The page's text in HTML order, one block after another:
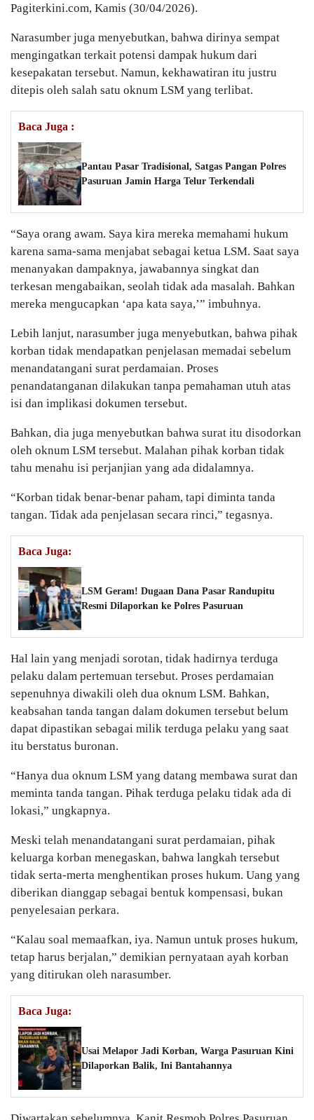
Pagiterkini.com, Kamis (30/04/2026).
Narasumber juga menyebutkan, bahwa dirinya sempat
mengingatkan terkait potensi dampak hukum dari
kesepakatan tersebut. Namun, kekhawatiran itu justru
ditepis oleh salah satu oknum LSM yang terlibat.
Baca Juga :
Pantau Pasar Tradisional, Satgas Pangan Polres
Pasuruan Jamin Harga Telur Terkendali
“Saya orang awam. Saya kira mereka memahami hukum
karena sama-sama menjabat sebagai ketua LSM. Saat saya
menanyakan dampaknya, jawabannya singkat dan
terkesan mengabaikan, seolah tidak ada masalah. Bahkan
mereka mengucapkan ‘apa kata saya,’” imbuhnya.
Lebih lanjut, narasumber juga menyebutkan, bahwa pihak
korban tidak mendapatkan penjelasan memadai sebelum
menandatangani surat perdamaian. Proses
penandatanganan dilakukan tanpa pemahaman utuh atas
isi dan implikasi dokumen tersebut.
Bahkan, dia juga menyebutkan bahwa surat itu disodorkan
oleh oknum LSM tersebut. Malahan pihak korban tidak
tahu menahu isi perjanjian yang ada didalamnya.
“Korban tidak benar-benar paham, tapi diminta tanda
tangan. Tidak ada penjelasan secara rinci,” tegasnya.
Baca Juga:
LSM Geram! Dugaan Dana Pasar Randupitu
Resmi Dilaporkan ke Polres Pasuruan
Hal lain yang menjadi sorotan, tidak hadirnya terduga
pelaku dalam pertemuan tersebut. Proses perdamaian
sepenuhnya diwakili oleh dua oknum LSM. Bahkan,
keabsahan tanda tangan dalam dokumen tersebut belum
dapat dipastikan sebagai milik terduga pelaku yang saat
itu berstatus buronan.
“Hanya dua oknum LSM yang datang membawa surat dan
meminta tanda tangan. Pihak terduga pelaku tidak ada di
lokasi,” ungkapnya.
Meski telah menandatangani surat perdamaian, pihak
keluarga korban menegaskan, bahwa langkah tersebut
tidak serta-merta menghentikan proses hukum. Uang yang
diberikan dianggap sebagai bentuk kompensasi, bukan
penyelesaian perkara.
“Kalau soal memaafkan, iya. Namun untuk proses hukum,
tetap harus berjalan,” demikian pernyataan ayah korban
yang ditirukan oleh narasumber.
Baca Juga:
Usai Melapor Jadi Korban, Warga Pasuruan Kini
Dilaporkan Balik, Ini Bantahannya